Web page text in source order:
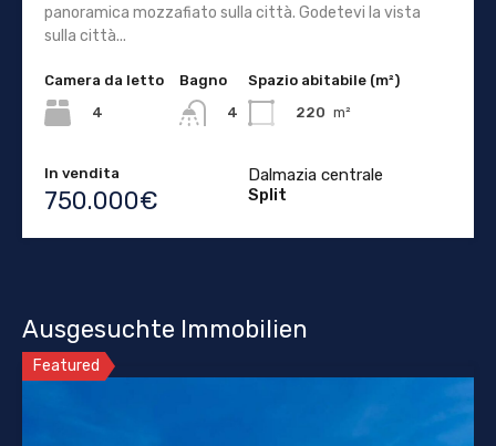
panoramica mozzafiato sulla città. Godetevi la vista
sulla città...
Camera da letto
4
Bagno
4
Spazio abitabile (m²)
220 m²
In vendita
750.000€
Dalmazia centrale
Split
Ausgesuchte Immobilien
Featured